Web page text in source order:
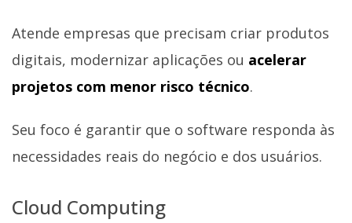
Atende empresas que precisam criar produtos
digitais, modernizar aplicações ou acelerar
projetos com menor risco técnico.
Seu foco é garantir que o software responda às
necessidades reais do negócio e dos usuários.
Cloud Computing